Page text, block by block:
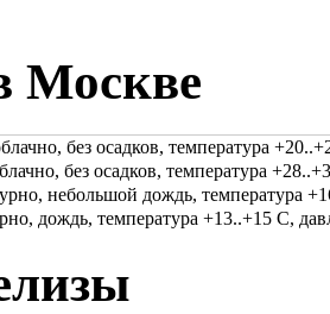
Москве
без осадков, температура
без осадков, температура
небольшой дождь, температура
дождь, температура +13..+15 С,